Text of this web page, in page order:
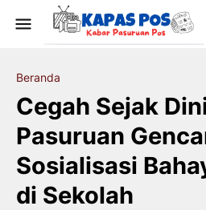
Beranda
Cegah Sejak
Pasuruan
Sosialisasi
di Sekolah